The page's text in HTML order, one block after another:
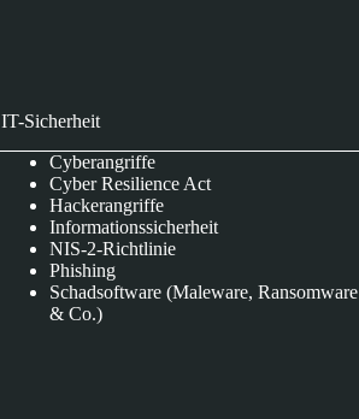
IT-Sicherheit
Cyberangriffe
Cyber Resilience Act
Hackerangriffe
Informationssicherheit
NIS-2-Richtlinie
Phishing
Schadsoftware (Maleware, Ransomware
& Co.)